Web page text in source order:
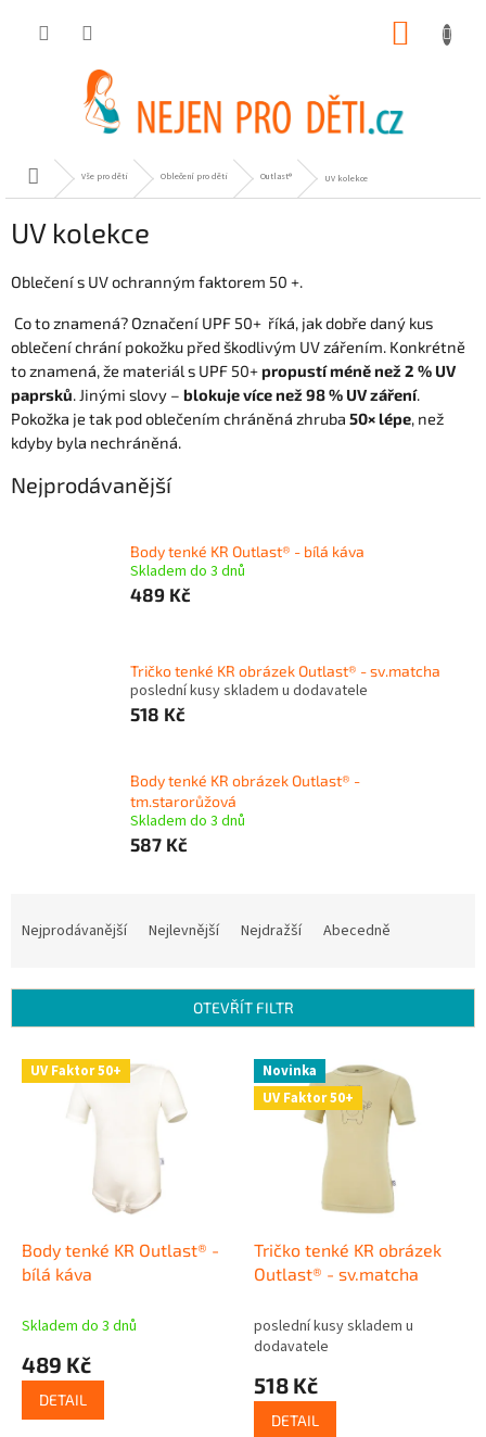
Domů Vše pro děti Oblečení pro děti Outlast® UV kolekce
UV kolekce
Oblečení s UV ochranným faktorem 50 +.
Co to znamená? Označení UPF 50+ říká, jak dobře daný kus
oblečení chrání pokožku před škodlivým UV zářením. Konkrétně
to znamená, že materiál s UPF 50+propustí méně než 2 % UV
paprsků. Jinými slovy – blokuje více než 98 % UV záření.
Pokožka je tak pod oblečením chráněná zhruba 50× lépe, než
kdyby byla nechráněná.
Nejprodávanější
Body tenké KR Outlast® - bílá káva
Skladem do 3 dnů
489 Kč
Tričko tenké KR obrázek Outlast® - sv.matcha
poslední kusy skladem u dodavatele
518 Kč
Body tenké KR obrázek Outlast® -
tm.starorůžová
Skladem do 3 dnů
587 Kč
í
Nejprodávanější Nejlevnější Nejdražší Abecedně
OTEVŘÍT FILTR
V UV Faktor 50+
Body tenké KR Outlast® -
bílá káva
Skladem do 3 dnů
489 Kč
DETAIL
Novinka
UV Faktor 50+
Tričko tenké KR obrázek
Outlast® - sv.matcha
poslední kusy skladem u
dodavatele
518 Kč
DETAIL